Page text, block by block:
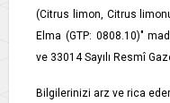
(Citrus limon, Citrus
Elma (GTP: 0808.10)"
ve 33014 Sayılı Resmî
Bilgilerinizi arz ve rica